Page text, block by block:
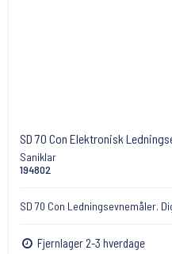
SD 70 Con Elektronisk
Saniklar
194802
SD 70 Con Ledningsevnemåler.
Fjernlager 2-3 hverdage